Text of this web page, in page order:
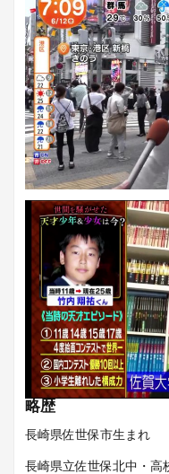
略歴
長崎県佐世保市生まれ
長崎県立佐世保北中・高